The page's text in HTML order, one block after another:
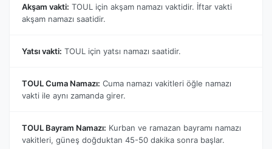
Akşam vakti: TOUL için akşam namazı vaktidir. İftar vakti
akşam namazı saatidir.
Yatsı vakti: TOUL için yatsı namazı saatidir.
TOUL Cuma Namazı: Cuma namazı vakitleri öğle namazı
vakti ile aynı zamanda girer.
TOUL Bayram Namazı: Kurban ve ramazan bayramı namazı
vakitleri, güneş doğduktan 45-50 dakika sonra başlar.